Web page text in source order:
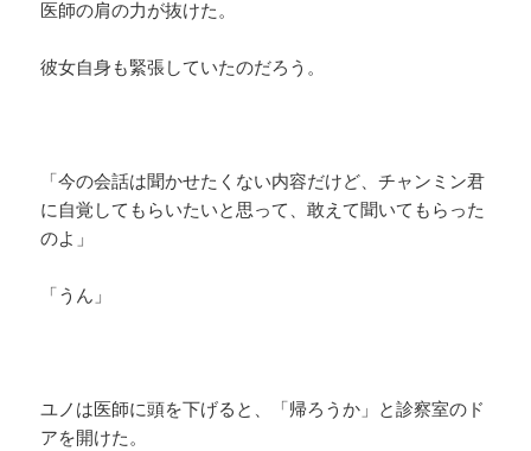
医師の肩の力が抜けた。
彼女自身も緊張していたのだろう。
「今の会話は聞かせたくない内容だけど、チャンミン君
に自覚してもらいたいと思って、敢えて聞いてもらった
のよ」
「うん」
ユノは医師に頭を下げると、「帰ろうか」と診察室のド
アを開けた。